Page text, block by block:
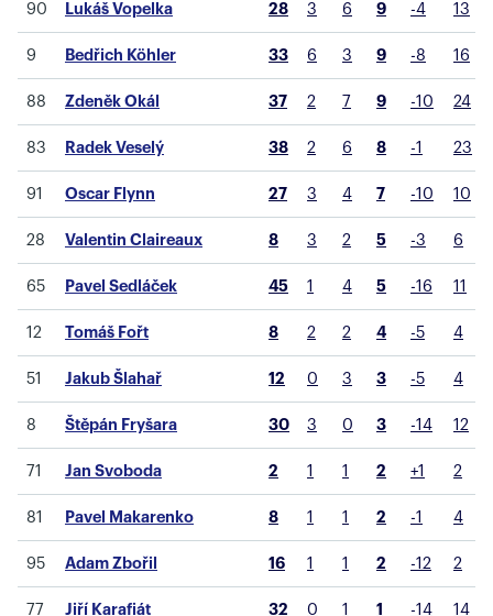
90 Lukáš Vopelka 28 3 6 9 -4 13
9 Bedřich Köhler 33 6 3 9 -8 16
88 Zdeněk Okál 37 2 7 9 -10 24
83 Radek Veselý 38 2 6 8 -1 23
91 Oscar Flynn 27 3 4 7 -10 10
28 Valentin Claireaux 8 3 2 5 -3 6
65 Pavel Sedláček 45 1 4 5 -16 11
12 Tomáš Fořt 8 2 2 4 -5 4
51 Jakub Šlahař 12 0 3 3 -5 4
8 Štěpán Fryšara 30 3 0 3 -14 12
71 Jan Svoboda 2 1 1 2 +1 2
81 Pavel Makarenko 8 1 1 2 -1 4
95 Adam Zbořil 16 1 1 2 -12 2
77 Jiří Karafiát 32 0 1 1 -14 14